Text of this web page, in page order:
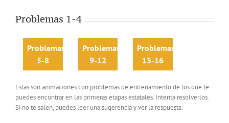
Problemas 1-4
Problemas
5-8
Problemas
9-12
Problemas
13-16
Estas son animaciones con problemas de entrenamiento de los que te
puedes encontrar en las primeras etapas estatales. Intenta resolverlos.
Si no te salen, puedes leer una sugerencia y ver la respuesta.